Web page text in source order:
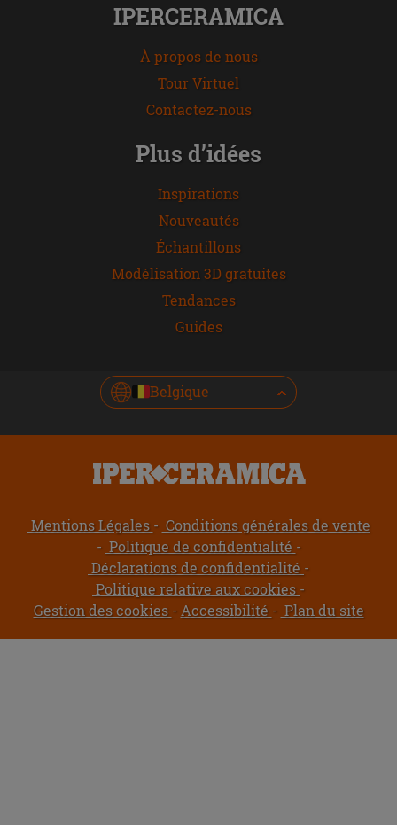
IPERCERAMICA
À propos de nous
Tour Virtuel
Contactez-nous
Plus d’idées
Inspirations
Nouveautés
Échantillons
Modélisation 3D gratuites
Tendances
Guides
Belgique
Mentions Légales
Conditions générales de vente
Politique de confidentialité
Déclarations de confidentialité
Politique relative aux cookies
Gestion des cookies
Accessibilité Plan du site